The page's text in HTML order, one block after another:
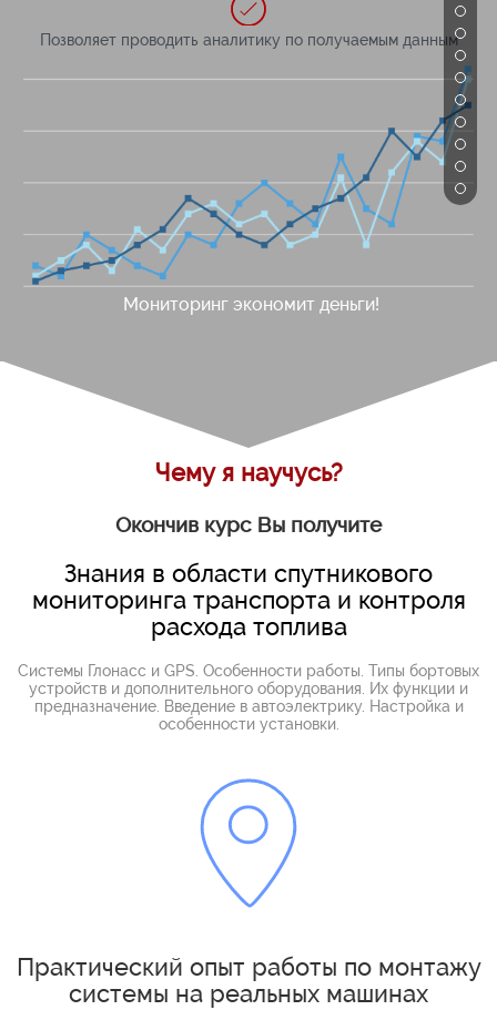
Позволяет проводить аналитику по получаемым данным
Мониторинг экономит деньги!
Чему я научусь?
Окончив курс Вы получите
Знания в области спутникового
мониторинга транспорта и контроля
расхода топлива
Системы Глонасс и GPS. Особенности работы. Типы бортовых
устройств и дополнительного оборудования. Их функции и
предназначение. Введение в автоэлектрику. Настройка и
особенности установки.
Практический опыт работы по монтажу
системы на реальных машинах